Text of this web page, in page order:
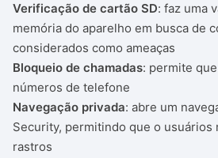
Verificação de cartão SD: faz uma
memória do aparelho em busca de
considerados como ameaças
Bloqueio de chamadas: permite
números de telefone
Navegação privada: abre um
Security, permitindo que o usuários
rastros